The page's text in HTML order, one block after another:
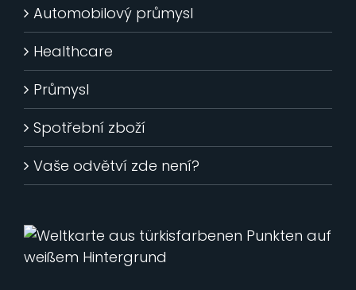
Automobilový průmysl
Healthcare
Průmysl
Spotřební zboží
Vaše odvětví zde není?